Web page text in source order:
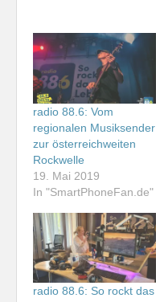
radio 88.6: Vom
regionalen Musiksender
zur österreichweiten
Rockwelle
19. Mai 2019
In "SmartPhoneFan.de"
radio 88.6: So rockt das